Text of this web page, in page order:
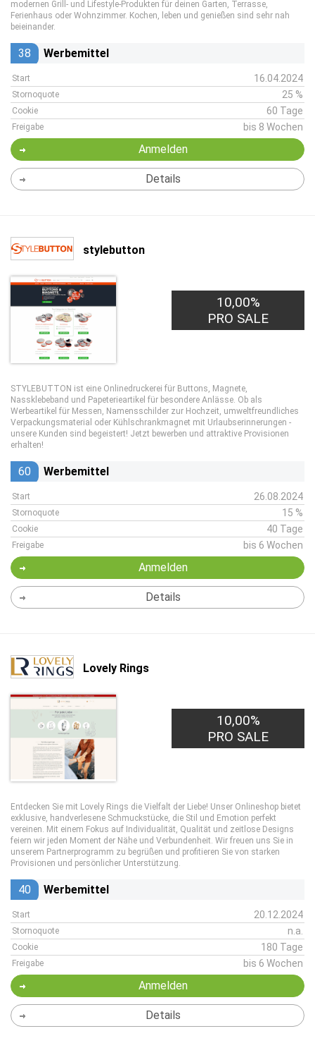
modernen Grill- und Lifestyle-Produkten für deinen Garten, Terrasse,
Ferienhaus oder Wohnzimmer. Kochen, leben und genießen sind sehr nah
beieinander.
38 Werbemittel
Start 16.04.2024
Stornoquote 25 %
Cookie 60 Tage
Freigabe bis 8 Wochen
Anmelden
Details
stylebutton
10,00%
PRO SALE
STYLEBUTTON ist eine Onlinedruckerei für Buttons, Magnete,
Nassklebeband und Papeterieartikel für besondere Anlässe. Ob als
Werbeartikel für Messen, Namensschilder zur Hochzeit, umweltfreundliches
Verpackungsmaterial oder Kühlschrankmagnet mit Urlaubserinnerungen -
unsere Kunden sind begeistert! Jetzt bewerben und attraktive Provisionen
erhalten!
60 Werbemittel
Start 26.08.2024
Stornoquote 15 %
Cookie 40 Tage
Freigabe bis 6 Wochen
Anmelden
Details
Lovely Rings
10,00%
PRO SALE
Entdecken Sie mit Lovely Rings die Vielfalt der Liebe! Unser Onlineshop bietet
exklusive, handverlesene Schmuckstücke, die Stil und Emotion perfekt
vereinen. Mit einem Fokus auf Individualität, Qualität und zeitlose Designs
feiern wir jeden Moment der Nähe und Verbundenheit. Wir freuen uns Sie in
unserem Partnerprogramm zu begrüßen und profitieren Sie von starken
Provisionen und persönlicher Unterstützung.
40 Werbemittel
Start 20.12.2024
Stornoquote n.a.
Cookie 180 Tage
Freigabe bis 6 Wochen
Anmelden
Details